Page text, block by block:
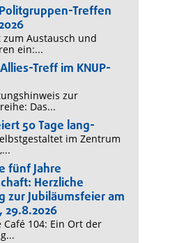
Treffen
zum Austausch und
ein:...
Treff im KNUP-
zur
Das...
50 Tage lang-
im Zentrum
fünf Jahre
Herzliche
zur Jubiläumsfeier am
29.8.2026
Café 104: Ein Ort der